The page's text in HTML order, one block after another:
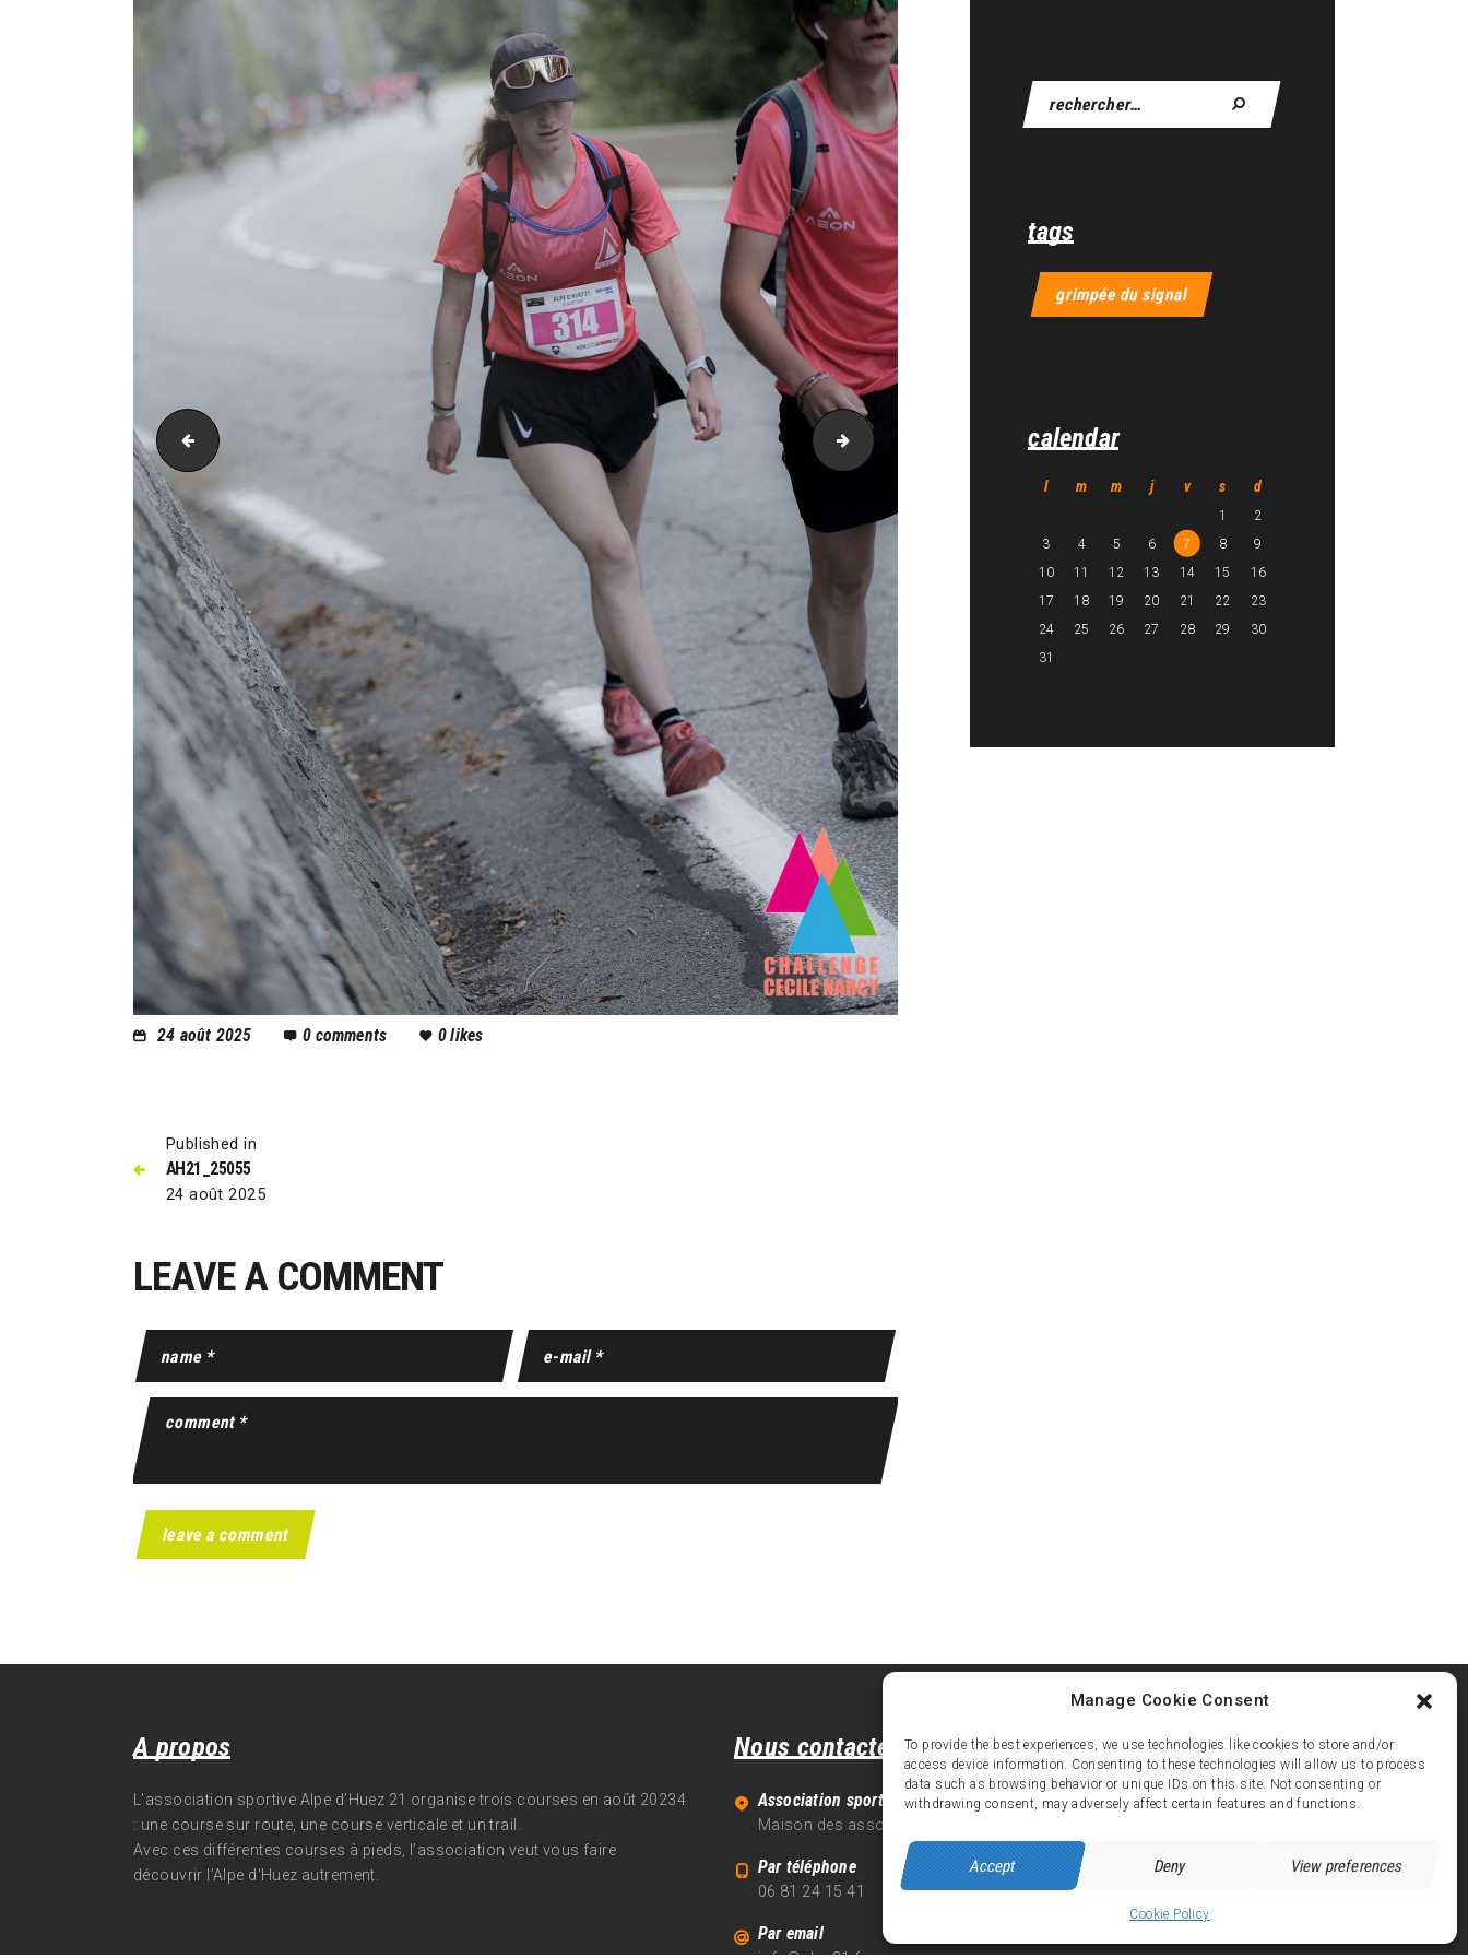
Manage Cookie Consent
To provide the best experiences, we use technologies like cookies to store and/or
access device information. Consenting to these technologies will allow us to process
data such as browsing behavior or unique IDs on this site. Not consenting or
withdrawing consent, may adversely affect certain features and functions.
Accept Deny View preferences
Cookie Policy
AH21_25039 AH21_25057
24 août 2025 0 comments 0likes
Published in
AH21_25055
24 août 2025
LEAVE A COMMENT
tags
grimpée du signal
calendar
l m m j v s d
1
2
3
4 5 6 7 8
9
10
11 12 13 14 15
16
17
18 19 20 21 22
23
24
25 26 27 28 29
30
31
A propos
L’association sportive Alpe d’Huez 21 organise trois courses en août 20234
: une course sur route, une course verticale et un trail.
Avec ces différentes courses à pieds, l’association veut vous faire
découvrir l’Alpe d‘Huez autrement.
Nous contacter
Association sportive Alpe d'Huez 21
Maison des associations - 70 avenue de Brandes - 38750 ALPE d'HUEZ
Par téléphone
06 81 24 15 41
Par email